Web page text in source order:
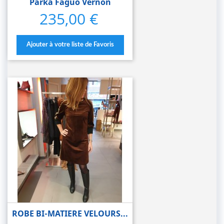
Parka Faguo Vernon
Prix
235,00 €
Ajouter à votre liste de Favoris
ROBE BI-MATIERE VELOURS...